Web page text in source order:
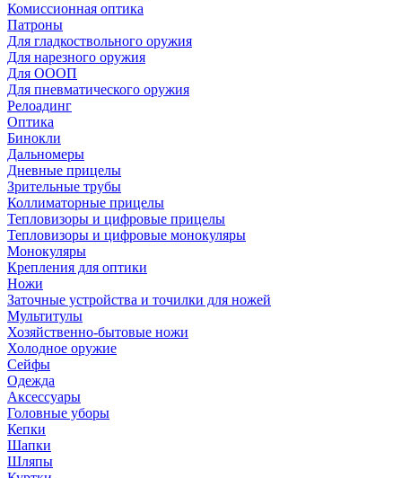
Комиссионная оптика
Патроны
Для гладкоствольного оружия
Для нарезного оружия
Для ОООП
Для пневматического оружия
Релоадинг
Оптика
Бинокли
Дальномеры
Дневные прицелы
Зрительные трубы
Коллиматорные прицелы
Тепловизоры и цифровые прицелы
Тепловизоры и цифровые монокуляры
Монокуляры
Крепления для оптики
Ножи
Заточные устройства и точилки для ножей
Мультитулы
Хозяйственно-бытовые ножи
Холодное оружие
Сейфы
Одежда
Аксессуары
Головные уборы
Кепки
Шапки
Шляпы